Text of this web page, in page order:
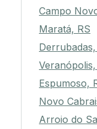
Campo
Maratá, RS
Derrubadas,
Veranópolis,
Espumoso,
Novo
Arroio do